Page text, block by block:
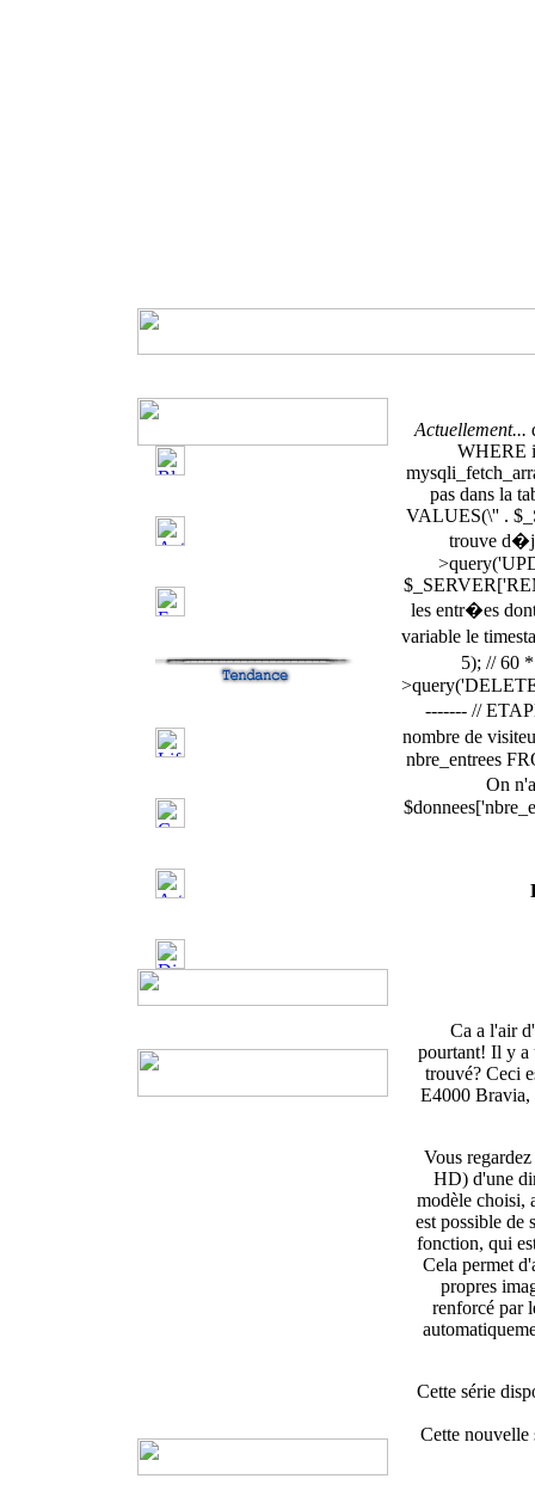
Actuellement...
WHERE
pas dans la
VALUES(\'' .
trouve
les entr�es
variable le
5); // 60
------- //
nombre de
nbre_entrees
On
Ca a l'air
pourtant! Il y a
trouvé? Ceci
E4000 Bravia,
Vous
HD) d'une
modèle choisi,
est possible de
fonction, qui
Cela permet
propres
renforcé par
Cette série
Cette nouvelle